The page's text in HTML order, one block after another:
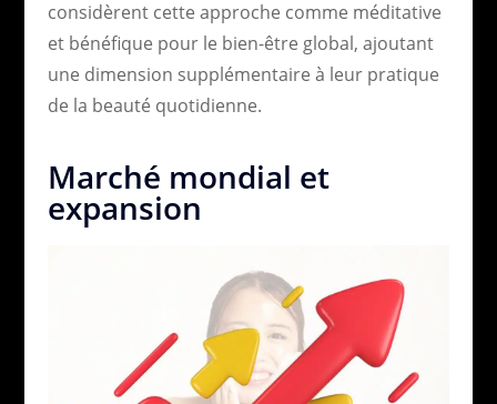
considèrent cette approche comme méditative
et bénéfique pour le bien-être global, ajoutant
une dimension supplémentaire à leur pratique
de la beauté quotidienne.
Marché mondial et
expansion